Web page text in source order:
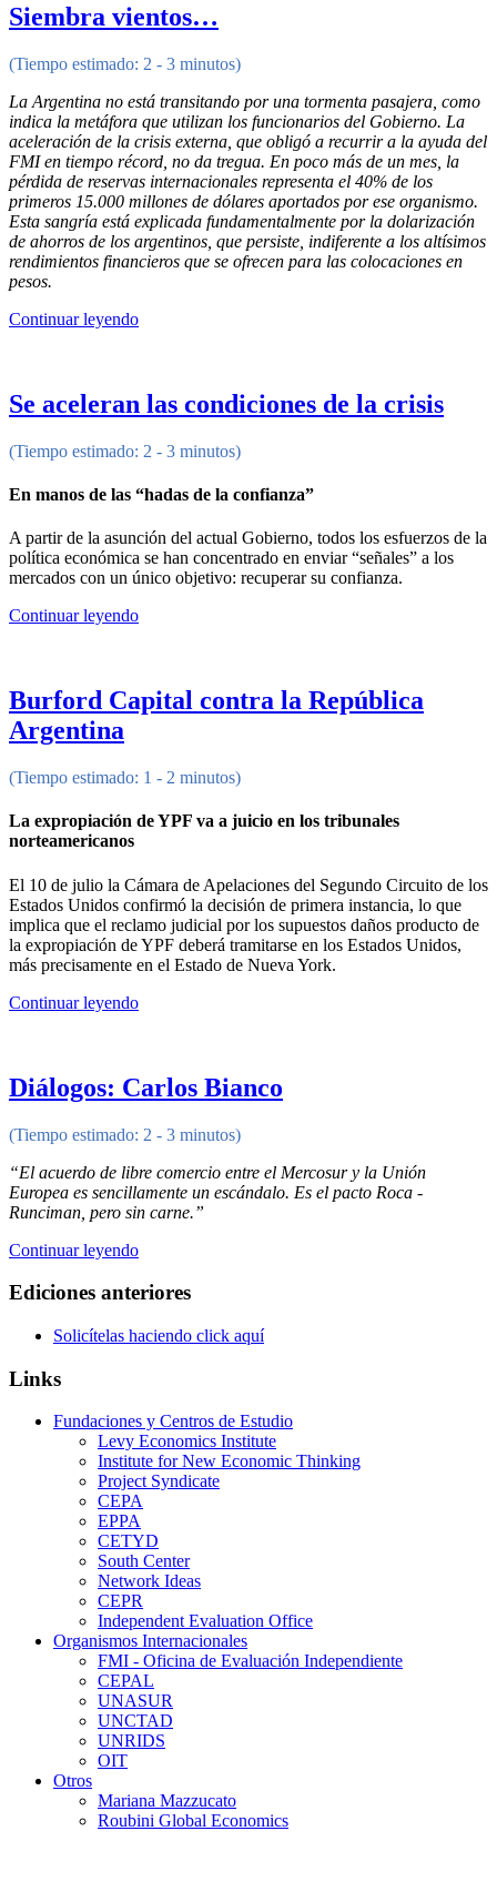
Siembra vientos…
(Tiempo estimado: 2 - 3 minutos)
La Argentina no está transitando por una tormenta pasajera, como
indica la metáfora que utilizan los funcionarios del Gobierno. La
aceleración de la crisis externa, que obligó a recurrir a la ayuda del
FMI en tiempo récord, no da tregua. En poco más de un mes, la
pérdida de reservas internacionales representa el 40% de los
primeros 15.000 millones de dólares aportados por ese organismo.
Esta sangría está explicada fundamentalmente por la dolarización
de ahorros de los argentinos, que persiste, indiferente a los altísimos
rendimientos financieros que se ofrecen para las colocaciones en
pesos.
Continuar leyendo
Se aceleran las condiciones de la crisis
(Tiempo estimado: 2 - 3 minutos)
En manos de las “hadas de la confianza”
A partir de la asunción del actual Gobierno, todos los esfuerzos de la
política económica se han concentrado en enviar “señales” a los
mercados con un único objetivo: recuperar su confianza.
Continuar leyendo
Burford Capital contra la República
Argentina
(Tiempo estimado: 1 - 2 minutos)
La expropiación de YPF va a juicio en los tribunales
norteamericanos
El 10 de julio la Cámara de Apelaciones del Segundo Circuito de los
Estados Unidos confirmó la decisión de primera instancia, lo que
implica que el reclamo judicial por los supuestos daños producto de
la expropiación de YPF deberá tramitarse en los Estados Unidos,
más precisamente en el Estado de Nueva York.
Continuar leyendo
Diálogos: Carlos Bianco
(Tiempo estimado: 2 - 3 minutos)
“El acuerdo de libre comercio entre el Mercosur y la Unión
Europea es sencillamente un escándalo. Es el pacto Roca -
Runciman, pero sin carne.”
Continuar leyendo
Ediciones anteriores
Solicítelas haciendo click aquí
Links
Fundaciones y Centros de Estudio
Levy Economics Institute
Institute for New Economic Thinking
Project Syndicate
CEPA
EPPA
CETYD
South Center
Network Ideas
CEPR
Independent Evaluation Office
Organismos Internacionales
FMI - Oficina de Evaluación Independiente
CEPAL
UNASUR
UNCTAD
UNRIDS
OIT
Otros
Mariana Mazzucato
Roubini Global Economics